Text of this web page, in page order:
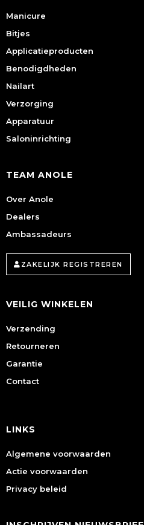
Manicure
Bitjes
Applicatieproducten
Benodigdheden
Nailart
Verzorging
Apparatuur
Saloninrichting
TEAM ANOLE
Over Anole
Dealers
Ambassadeurs
ZAKELIJK REGISTREREN
VEILIG WINKELEN
Verzending
Retourneren
Garantie
Contact
LINKS
Algemene voorwaarden
Actie voorwaarden
Privacy beleid